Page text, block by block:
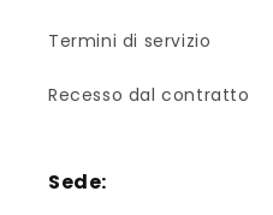
Termini di servizio
Recesso dal contratto
Sede: